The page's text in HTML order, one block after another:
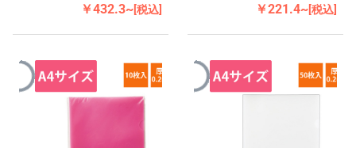
￥432.3~[税込] ￥221.4~[税込]